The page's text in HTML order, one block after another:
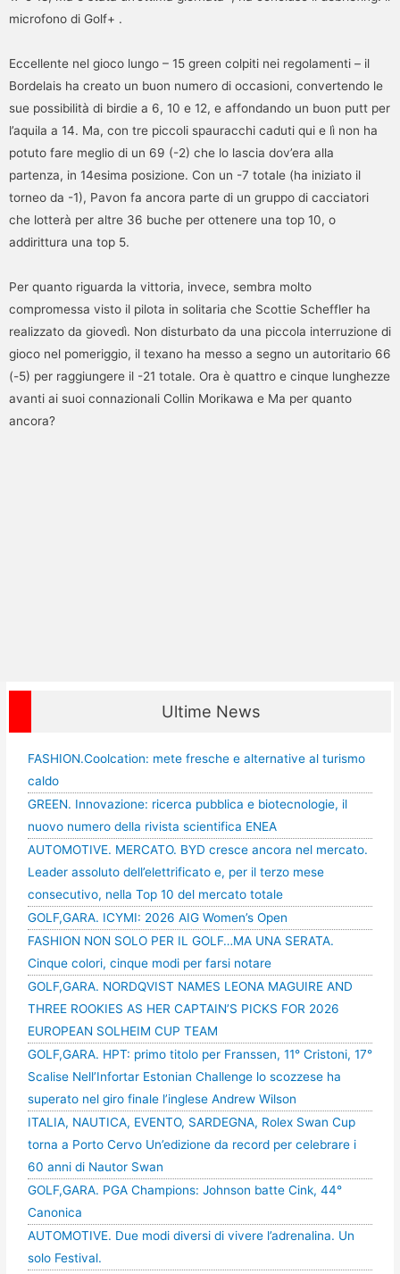
microfono di Golf+ .
Eccellente nel gioco lungo – 15 green colpiti nei regolamenti – il
Bordelais ha creato un buon numero di occasioni, convertendo le
sue possibilità di birdie a 6, 10 e 12, e affondando un buon putt per
l’aquila a 14. Ma, con tre piccoli spauracchi caduti qui e lì non ha
potuto fare meglio di un 69 (-2) che lo lascia dov’era alla
partenza, in 14esima posizione. Con un -7 totale (ha iniziato il
torneo da -1), Pavon fa ancora parte di un gruppo di cacciatori
che lotterà per altre 36 buche per ottenere una top 10, o
addirittura una top 5.
Per quanto riguarda la vittoria, invece, sembra molto
compromessa visto il pilota in solitaria che Scottie Scheffler ha
realizzato da giovedì. Non disturbato da una piccola interruzione di
gioco nel pomeriggio, il texano ha messo a segno un autoritario 66
(-5) per raggiungere il -21 totale. Ora è quattro e cinque lunghezze
avanti ai suoi connazionali Collin Morikawa e Ma per quanto
ancora?
Ultime News
FASHION.Coolcation: mete fresche e alternative al turismo
caldo
GREEN. Innovazione: ricerca pubblica e biotecnologie, il
nuovo numero della rivista scientifica ENEA
AUTOMOTIVE. MERCATO. BYD cresce ancora nel mercato.
Leader assoluto dell’elettrificato e, per il terzo mese
consecutivo, nella Top 10 del mercato totale
GOLF,GARA. ICYMI: 2026 AIG Women’s Open
FASHION NON SOLO PER IL GOLF…MA UNA SERATA.
Cinque colori, cinque modi per farsi notare
GOLF,GARA. NORDQVIST NAMES LEONA MAGUIRE AND
THREE ROOKIES AS HER CAPTAIN’S PICKS FOR 2026
EUROPEAN SOLHEIM CUP TEAM
GOLF,GARA. HPT: primo titolo per Franssen, 11° Cristoni, 17°
Scalise Nell’Infortar Estonian Challenge lo scozzese ha
superato nel giro finale l’inglese Andrew Wilson
ITALIA, NAUTICA, EVENTO, SARDEGNA, Rolex Swan Cup
torna a Porto Cervo Un’edizione da record per celebrare i
60 anni di Nautor Swan
GOLF,GARA. PGA Champions: Johnson batte Cink, 44°
Canonica
AUTOMOTIVE. Due modi diversi di vivere l’adrenalina. Un
solo Festival.